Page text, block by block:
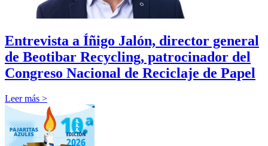
Entrevista a Íñigo Jalón, director general
de Beotibar Recycling, patrocinador del
Congreso Nacional de Reciclaje de Papel
Leer más >